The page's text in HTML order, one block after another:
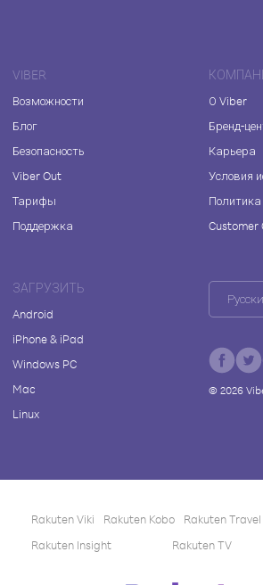
VIBER
Возможности
Блог
Безопасность
Viber Out
Тарифы
Поддержка
О Viber
Бренд-
Карьера
Условия
Customer
ЗАГРУЗИТЬ
Android
iPhone & iPad
Windows PC
Mac
Linux
© 2026
Rakuten Viki Rakuten Kobo Rakuten Travel
Rakuten Insight
Rakuten TV